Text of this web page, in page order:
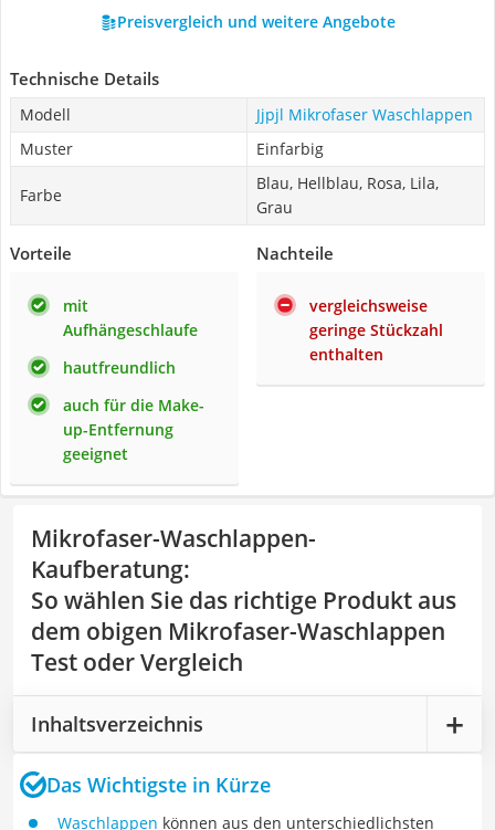
Preisvergleich und weitere Angebote
Technische Details
Modell
Jjpjl Mikrofaser Waschlappen
Muster
Einfarbig
Farbe
Blau, Hellblau, Rosa, Lila,
Grau
Vorteile
mit
Aufhängeschlaufe
hautfreundlich
auch für die Make-
up-Entfernung
geeignet
Nachteile
vergleichsweise
geringe Stückzahl
enthalten
Mikrofaser-Waschlappen-
Kaufberatung:
So wählen Sie das richtige Produkt aus
dem obigen Mikrofaser-Waschlappen
Test oder Vergleich
Inhaltsverzeichnis
Das Wichtigste in Kürze
Waschlappen können aus den unterschiedlichsten